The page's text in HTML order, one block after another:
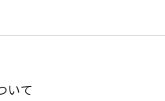
いて